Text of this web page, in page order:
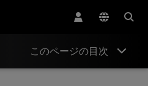
このページの目次